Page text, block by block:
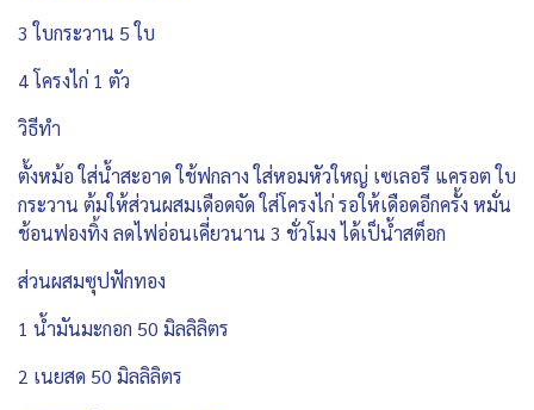
3 ใบกระวาน 5 ใบ
4 โครงไก่ 1 ตัว
วิธีทำ
ตั้งหม้อ ใส่น้ำสะอาด ใช้ฟกลาง ใส่หอมหัวใหญ่ เซเลอรี แครอต ใบ
กระวาน ต้มให้ส่วนผสมเดือดจัด ใส่โครงไก่ รอให้เดือดอีกครั้ง หมั่น
ช้อนฟองทิ้ง ลดไฟอ่อนเคี่ยวนาน 3 ชั่วโมง ได้เป็น้ำสต็อก
ส่วนผสมซุปฟักทอง
1 น้ำมันมะกอก 50 มิลลิลิตร
2 เนยสด 50 มิลลิลิตร